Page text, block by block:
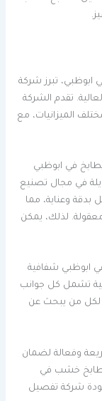
تبرز شركة
تقدم الشركة
الميزانيات، مع
في ابوظبي
في مجال تصنيع
بدقة وعناية، مما
لذلك، يمكن
ابوظبي شفافية
تشمل كل جوانب
لكل من يبحث عن
وفعالة لضمان
مطابخ خشب في
شركة تفصيل